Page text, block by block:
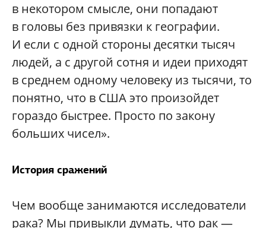
в некотором смысле, они попадают
в головы без привязки к географии.
И если с одной стороны десятки тысяч
людей, а с другой сотня и идеи приходят
в среднем одному человеку из тысячи, то
понятно, что в США это произойдет
гораздо быстрее. Просто по закону
больших чисел».
История сражений
Чем вообще занимаются исследователи
рака? Мы привыкли думать, что рак —